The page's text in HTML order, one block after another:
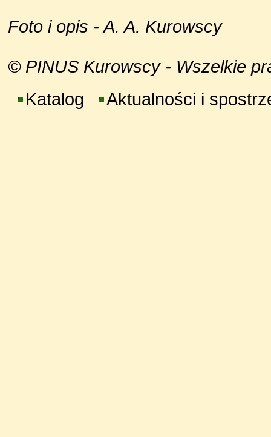
Foto i opis - A. A. Kurowscy
© PINUS Kurowscy - Wszelkie
Katalog
Aktualności i